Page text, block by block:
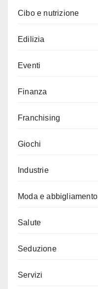
Cibo e nutrizione
Edilizia
Eventi
Finanza
Franchising
Giochi
Industrie
Moda e abbigliamento
Salute
Seduzione
Servizi